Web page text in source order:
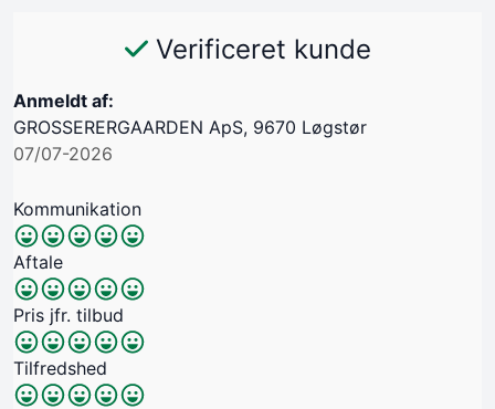
Verificeret kunde
Anmeldt af:
GROSSERERGAARDEN ApS, 9670 Løgstør
07/07-2026
Kommunikation
Aftale
Pris jfr. tilbud
Tilfredshed